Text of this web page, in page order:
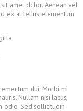
amet dolor. Aenean vel
ex at tellus elementum
dui. Morbi mi
Nullam nisi lacus,
odio. Sed sollicitudin